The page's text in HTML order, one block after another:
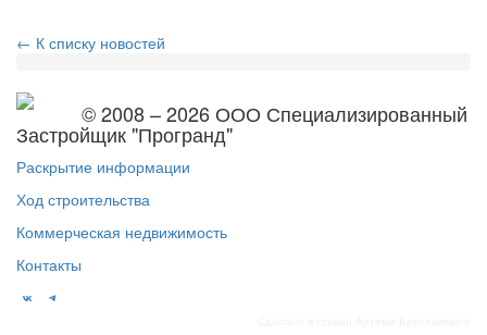
← К списку новостей
© 2008 – 2026 ООО Специализированный
Застройщик "Програнд"
Раскрытие информации
Ход строительства
Коммерческая недвижимость
Контакты